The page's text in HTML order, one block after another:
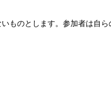
のとします。参加者は自